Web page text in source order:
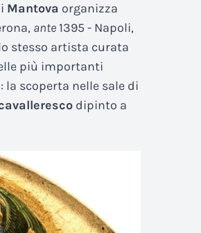
Mantova organizza
ante1395 - Napoli,
stesso artista curata
più importanti
la scoperta nelle sale di
dipinto a